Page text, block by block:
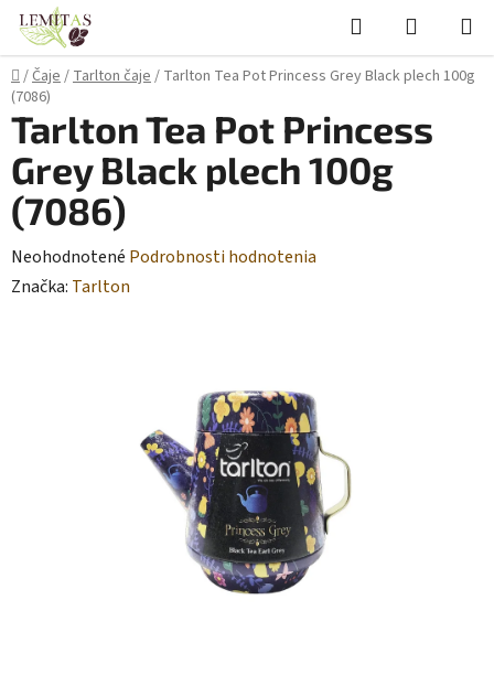
Prejsť
obsah
Hľadať
KOŠÍK
Domov
/Čaje/Tarlton čaje/ Tarlton Tea Pot Princess Grey Black plech 100g
(7086)
Tarlton Tea Pot Princess
Grey Black plech 100g
(7086)
Priemerné
hodnotenie
Neohodnotené Podrobnosti hodnotenia
Značka: Tarlton